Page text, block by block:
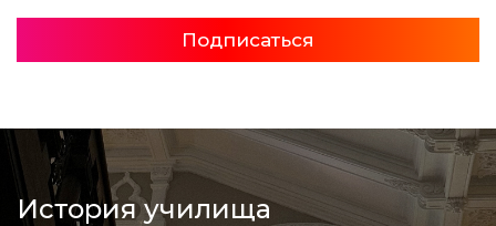
История училища